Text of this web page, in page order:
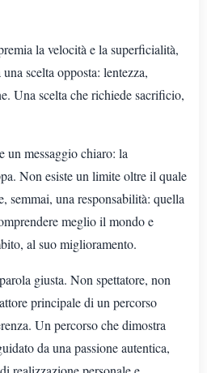
la velocità e la superficialità,
scelta opposta: lentezza,
Una scelta che richiede sacrificio,
un messaggio chiaro: la
Non esiste un limite oltre il quale
semmai, una responsabilità: quella
meglio il mondo e
al suo miglioramento.
giusta. Non spettatore, non
principale di un percorso
Un percorso che dimostra
da una passione autentica,